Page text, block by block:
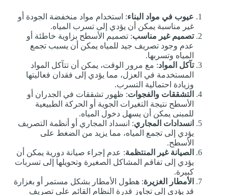
عيوب في مواد البناء: استخدام مواد منخفضة الجودة أو
غير مناسبة يمكن أن يؤدي إلى تسرب المياه.
تصميم غير مناسب: تصميم الأسطح بزاوية خاطئة أو
عدم وجود تصريف جيد للمياه يمكن أن يسبب تجمع
المياه وتسربها.
تآكل المواد: مع مرور الوقت، يمكن أن تتآكل المواد
المستخدمة في العزل، مما يؤدي إلى فقدان فعاليتها
وزيادة احتمالية التسرب.
التشققات والفجوات: ظهور تشققات في الجدران أو
الأسطح نتيجة التغيرات الجوية أو الحركة الطبيعية
للمبنى يمكن أن يسهل دخول المياه.
انسدادات المجاري: انسداد المجاري أو أنظمة التصريف
يؤدي إلى تجمع المياه، مما يزيد من الضغط على
الأسطح.
الصيانة غير المنتظمة: عدم إجراء صيانة دورية يمكن أن
يؤدي إلى تفاقم المشاكل الصغيرة وتحويلها إلى تسربات
كبيرة.
الأمطار الغزيرة: هطول الأمطار بشكل مستمر أو بغزارة
قد يؤدي إلى تجاوز قدرة النظام القائم على تصريف